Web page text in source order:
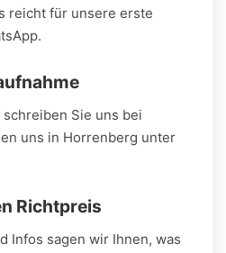
reicht für unsere erste
Sie uns bei
uns in Horrenberg unter
Richtpreis
Infos sagen wir Ihnen, was